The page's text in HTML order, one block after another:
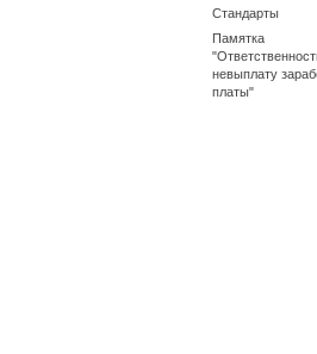
Стандарты
Памятка
невыплату
платы"